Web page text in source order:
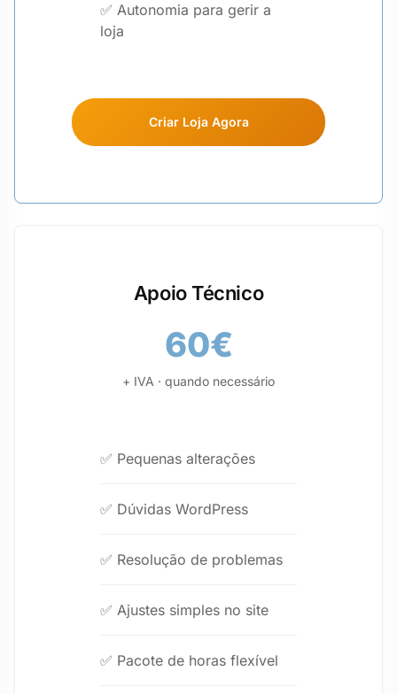
✅ Autonomia para gerir a
loja
Criar Loja Agora
Apoio Técnico
60€
+ IVA · quando necessário
✅ Pequenas alterações
✅ Dúvidas WordPress
✅ Resolução de problemas
✅ Ajustes simples no site
✅ Pacote de horas flexível